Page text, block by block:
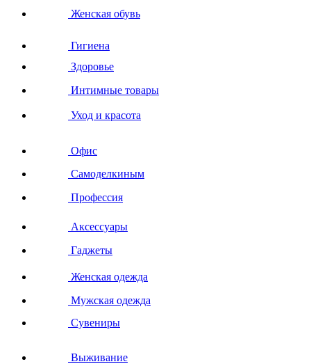
Женская обувь
Гигиена
Здоровье
Интимные товары
Уход и красота
Офис
Самоделкиным
Профессия
Аксессуары
Гаджеты
Женская одежда
Мужская одежда
Сувениры
Выживание